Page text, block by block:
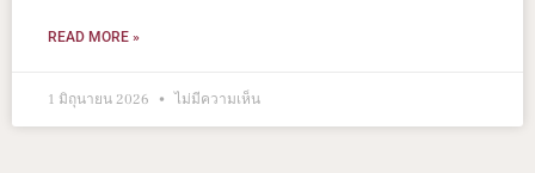
READ MORE »
1 มิถุนายน 2026 ไม่มีความเห็น